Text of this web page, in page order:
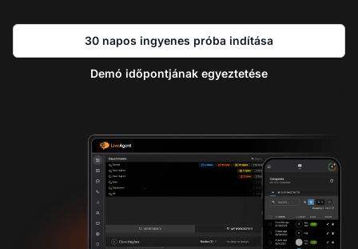
30 napos ingyenes próba indítása
Demó időpontjának egyeztetése